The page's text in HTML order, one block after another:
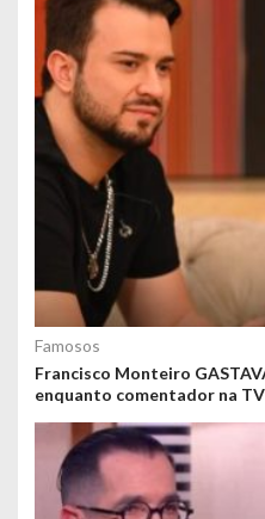
Famosos
Francisco Monteiro
enquanto comentador na